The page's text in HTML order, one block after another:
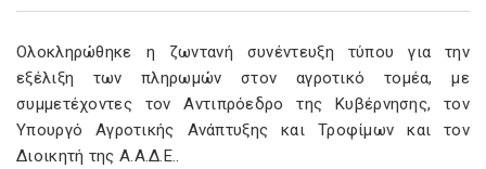
Ολοκληρώθηκε η ζωντανή συνέντευξη τύπου για την
εξέλιξη των πληρωμών στον αγροτικό τομέα, με
συμμετέχοντες τον Αντιπρόεδρο της Κυβέρνησης, τον
Υπουργό Αγροτικής Ανάπτυξης και Τροφίμων και τον
Διοικητή της Α.Α.Δ.Ε..